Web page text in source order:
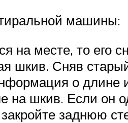
машины:
на месте, то его
шкив. Сняв
о длине
на шкив. Если он
заднюю